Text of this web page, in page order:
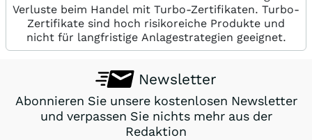
Verluste beim Handel mit Turbo-Zertifikaten. Turbo-
Zertifikate sind hoch risikoreiche Produkte und
nicht für langfristige Anlagestrategien geeignet.
Newsletter
Abonnieren Sie unsere kostenlosen Newsletter
und verpassen Sie nichts mehr aus der
Redaktion